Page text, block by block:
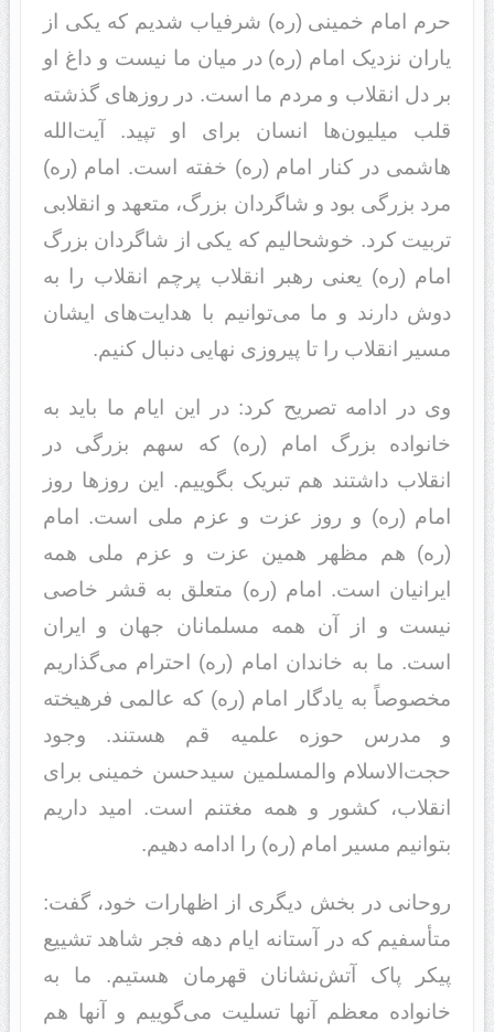
حرم امام خمینی (ره) شرفیاب شدیم که یکی از
یاران نزدیک امام (ره) در میان ما نیست و داغ او
بر دل انقلاب و مردم ما است. در روزهای گذشته
قلب میلیون‌ها انسان برای او تپید. آیت‌الله
هاشمی در کنار امام (ره) خفته است. امام (ره)
مرد بزرگی بود و شاگردان بزرگ، متعهد و انقلابی
تربیت کرد. خوشحالیم که یکی از شاگردان بزرگ
امام (ره) یعنی رهبر انقلاب پرچم انقلاب را به
دوش دارند و ما می‌توانیم با هدایت‌های ایشان
مسیر انقلاب را تا پیروزی نهایی دنبال کنیم.
وی در ادامه تصریح کرد: در این ایام ما باید به
خانواده بزرگ امام (ره) که سهم بزرگی در
انقلاب داشتند هم تبریک بگوییم. این روزها روز
امام (ره) و روز عزت و عزم ملی است. امام
(ره) هم مظهر همین عزت و عزم ملی همه
ایرانیان است. امام (ره) متعلق به قشر خاصی
نیست و از آن همه مسلمانان جهان و ایران
است. ما به خاندان امام (ره) احترام می‌گذاریم
مخصوصاً به یادگار امام (ره) که عالمی فرهیخته
و مدرس حوزه علمیه قم هستند. وجود
حجت‌الاسلام والمسلمین سیدحسن خمینی برای
انقلاب، کشور و همه مغتنم است. امید داریم
بتوانیم مسیر امام (ره) را ادامه دهیم.
روحانی در بخش دیگری از اظهارات خود، گفت:
متأسفیم که در آستانه ایام دهه فجر شاهد تشییع
پیکر پاک آتش‌نشانان قهرمان هستیم. ما به
خانواده معظم آنها تسلیت می‌گوییم و آنها هم